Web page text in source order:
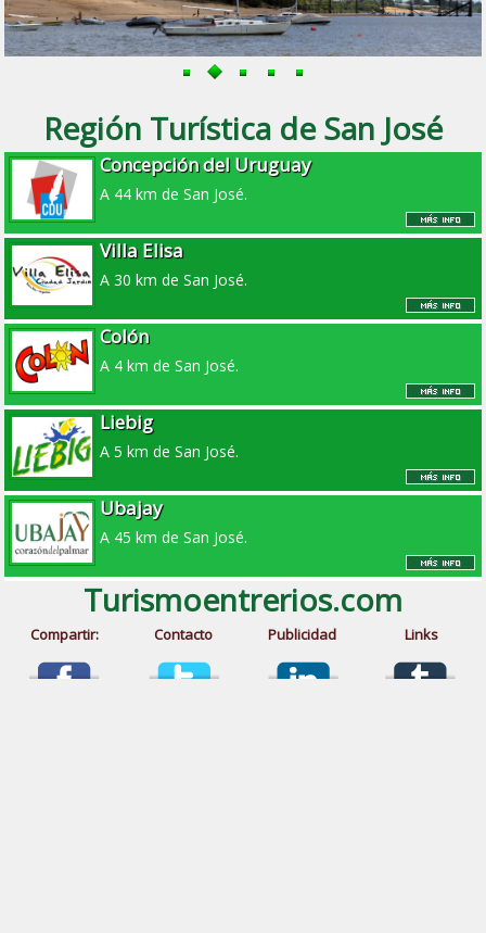
Región Turística de San José
Concepción del Uruguay
A 44 km de San José.
Villa Elisa
A 30 km de San José.
Colón
A 4 km de San José.
Liebig
A 5 km de San José.
Ubajay
A 45 km de San José.
Turismoentrerios.com
Compartir: Contacto Publicidad Links